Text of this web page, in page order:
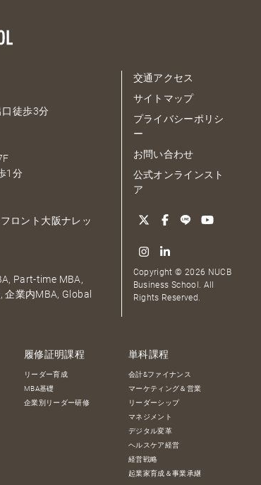
徒歩3分
1分
ロント大阪ナレッ
Part-time MBA,
企業内MBA, Global
交通アクセス
サイトマップ
プライバシーポリシ
ー
お問い合わせ
公式オンラインスト
ア
Copyright © 2026 NUCB
Business School. All
Rights Reserved.
履修証明課程
リーダー育成
MBA基礎
企業別リーダー研修
単科課程
会計&ファイナンス
マーケティング＆営業
リーダーシップ
マネジメント
デジタル変革
ヘルスケア経営
経営戦略
起業家育成＆事業承継